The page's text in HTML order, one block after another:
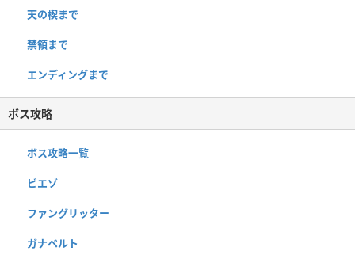
天の楔まで
禁領まで
エンディングまで
ボス攻略
ボス攻略一覧
ビエゾ
ファングリッター
ガナベルト